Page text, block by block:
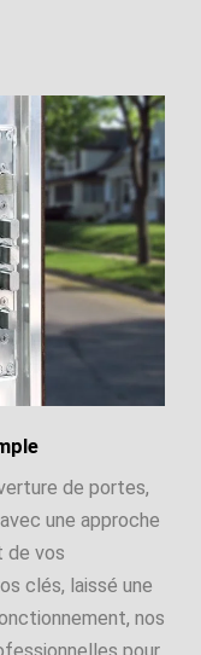
de portes,
une approche
de vos
clés, laissé une
nos